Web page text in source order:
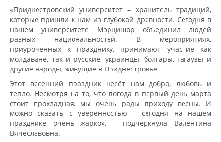
«Приднестровский университет – хранитель традиций,
которые пришли к нам из глубокой древности. Сегодня в
нашем университете Мэрцишор объединил людей
разных национальностей. В мероприятиях,
приуроченных к празднику, принимают участие как
молдаване, так и русские, украинцы, болгары, гагаузы и
другие народы, живущие в Приднестровье.
Этот весенний праздник несёт нам добро, любовь и
тепло. Несмотря на то, что погода в первый день марта
стоит прохладная, мы очень рады приходу весны. И
можно сказать с уверенностью – сегодня на нашем
празднике очень жарко», – подчеркнула Валентина
Вячеславовна.